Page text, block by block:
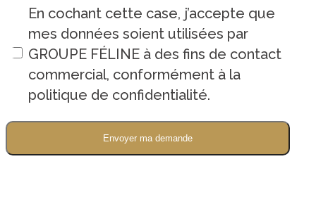
En cochant cette case, j’accepte que
mes données soient utilisées par
GROUPE FÉLINE à des fins de contact
commercial, conformément à la
politique de confidentialité.
Envoyer ma demande